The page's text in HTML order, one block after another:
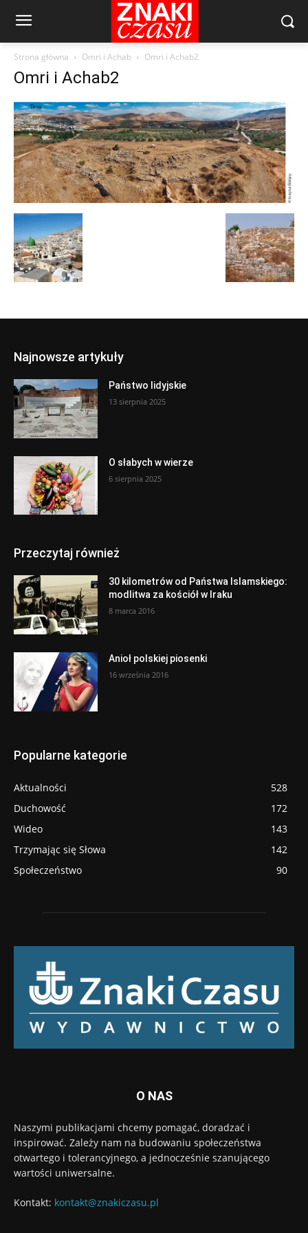
Strona główna Omri i Achab Omri i Achab2
Omri i Achab2
Najnowsze artykuły
Państwo lidyjskie
13 sierpnia 2025
O słabych w wierze
6 sierpnia 2025
Przeczytaj również
30 kilometrów od Państwa Islamskiego:
modlitwa za kościół w Iraku
8 marca 2016
Anioł polskiej piosenki
16 września 2016
Popularne kategorie
Aktualności
528
Duchowość
172
Wideo
143
Trzymając się Słowa
142
Społeczeństwo
90
O NAS
Naszymi publikacjami chcemy pomagać, doradzać i
inspirować. Zależy nam na budowaniu społeczeństwa
otwartego i tolerancyjnego, a jednocześnie szanującego
wartości uniwersalne.
Kontakt: kontakt@znakiczasu.pl